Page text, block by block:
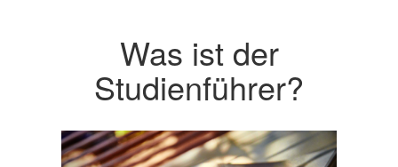
Was ist der
Studienführer?
Previous Next